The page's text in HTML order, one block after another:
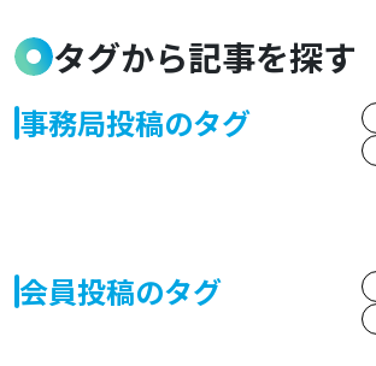
タグから記事を探す
事務局投稿のタグ
会員投稿のタグ